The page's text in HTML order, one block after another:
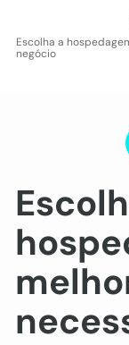
Escolha a
negócio